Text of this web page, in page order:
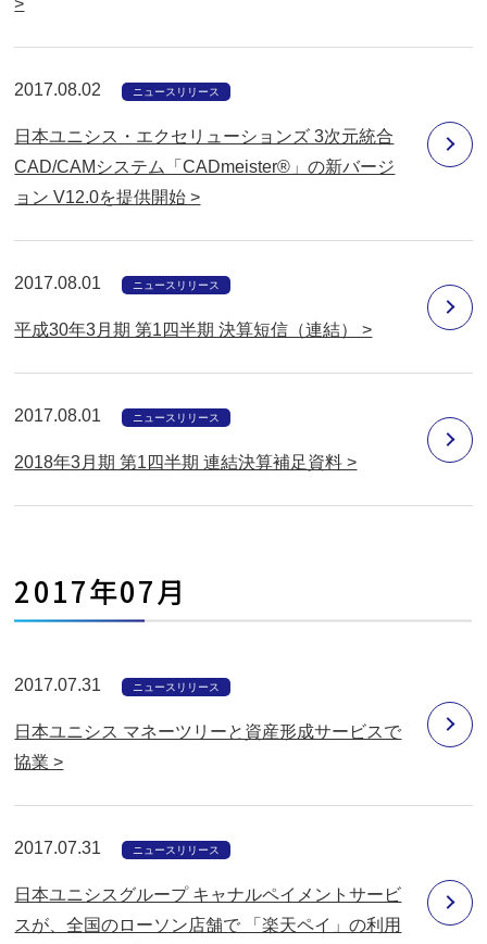
>
2017.08.02 ニュースリリース
日本ユニシス・エクセリューションズ 3次元統合
CAD/CAMシステム「CADmeister®」の新バージ
ョン V12.0を提供開始 >
2017.08.01 ニュースリリース
平成30年3月期 第1四半期 決算短信（連結） >
2017.08.01 ニュースリリース
2018年3月期 第1四半期 連結決算補足資料 >
2017年07月
2017.07.31 ニュースリリース
日本ユニシス マネーツリーと資産形成サービスで
協業 >
2017.07.31 ニュースリリース
日本ユニシスグループ キャナルペイメントサービ
スが、全国のローソン店舗で 「楽天ペイ」の利用